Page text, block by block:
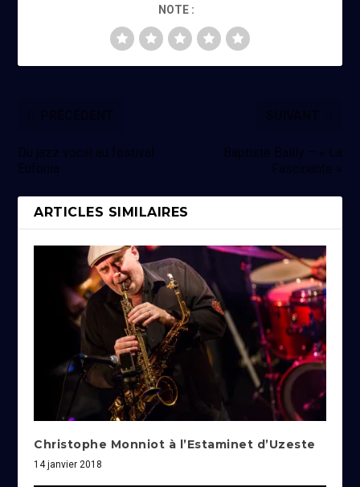
NOTE :
Du jazz vocal au festival
Eufonia
Baptiste Bailly – « La
Fascinante »
ARTICLES SIMILAIRES
Christophe Monniot à l’Estaminet d’Uzeste
14 janvier 2018